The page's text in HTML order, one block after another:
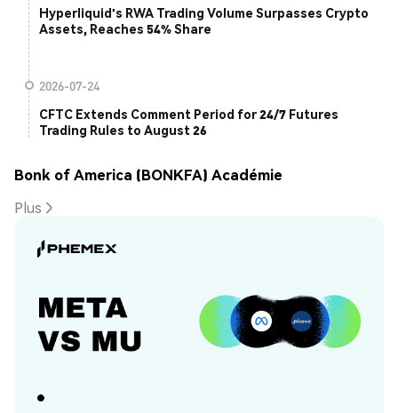
Hyperliquid's RWA Trading Volume Surpasses Crypto
Assets, Reaches 54% Share
2026-07-24
CFTC Extends Comment Period for 24/7 Futures
Trading Rules to August 26
Bonk of America (BONKFA) Académie
Plus